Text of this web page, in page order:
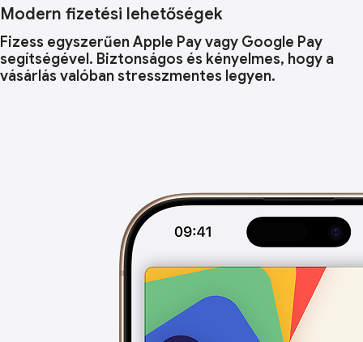
Modern fizetési lehetőségek
Fizess egyszerűen Apple Pay vagy Google Pay
segítségével. Biztonságos és kényelmes, hogy a
vásárlás valóban stresszmentes legyen.